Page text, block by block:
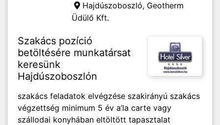
Hajdúszoboszló, Geotherm
Üdülő Kft.
Szakács pozíció
betöltésére munkatársat
keresünk
Hajdúszoboszlón
szakács feladatok elvégzése szakirányú szakács
végzettség minimum 5 év a’la carte vagy
szállodai konyhában eltöltött tapasztalat